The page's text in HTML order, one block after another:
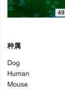
49
种属
Dog
Human
Mouse